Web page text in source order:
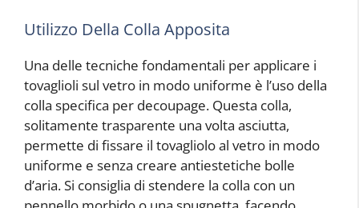
Utilizzo Della Colla Apposita
Una delle tecniche fondamentali per applicare i
tovaglioli sul vetro in modo uniforme è l’uso della
colla specifica per decoupage. Questa colla,
solitamente trasparente una volta asciutta,
permette di fissare il tovagliolo al vetro in modo
uniforme e senza creare antiestetiche bolle
d’aria. Si consiglia di stendere la colla con un